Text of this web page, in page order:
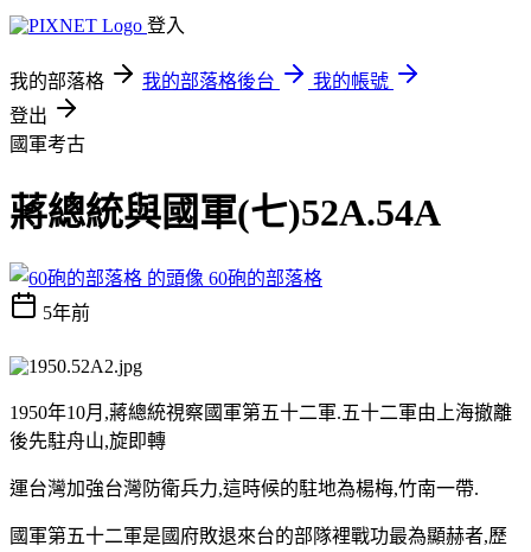
登入
我的部落格 我的部落格後台
我的帳號
登出
國軍考古
蔣總統與國軍(七)52A.54A
60砲的部落格
5年前
1950年10月,蔣總統視察國軍第五十二軍.五十二軍由上海撤離
後先駐舟山,旋即轉
運台灣加強台灣防衛兵力,這時候的駐地為楊梅,竹南一帶.
國軍第五十二軍是國府敗退來台的部隊裡戰功最為顯赫者,歷